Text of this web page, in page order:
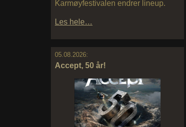
Karmøyfestivalen endrer lineup.
Les hele…
05.08.2026:
Accept, 50 år!